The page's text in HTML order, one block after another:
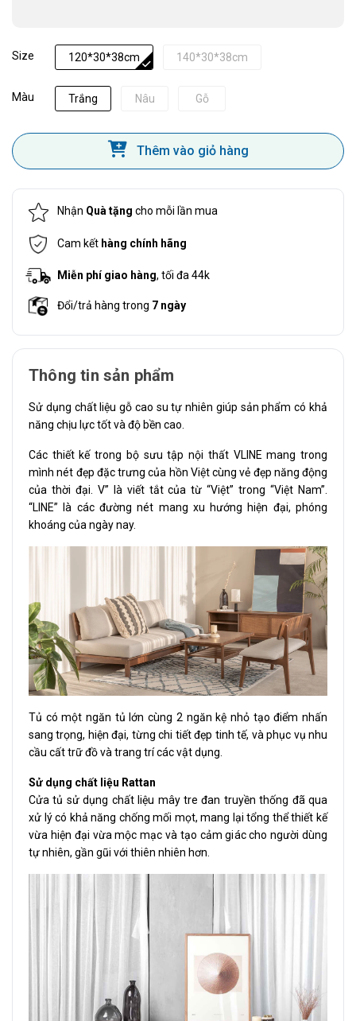
Size 120*30*38cm 140*30*38cm
Màu Trắng Nâu Gỗ
Thêm vào giỏ hàng
Nhận Quà tặng cho mỗi lần mua
Cam kết hàng chính hãng
Miễn phí giao hàng, tối đa 44k
Đổi/trả hàng trong 7 ngày
Thông tin sản phẩm
Sử dụng chất liệu gỗ cao su tự nhiên giúp sản phẩm có khả
năng chịu lực tốt và độ bền cao.
Các thiết kế trong bộ sưu tập nội thất VLINE mang trong
mình nét đẹp đặc trưng của hồn Việt cùng vẻ đẹp năng động
của thời đại. V” là viết tắt của từ “Việt” trong “Việt Nam”.
“LINE” là các đường nét mang xu hướng hiện đại, phóng
khoáng của ngày nay.
Tủ có một ngăn tủ lớn cùng 2 ngăn kệ nhỏ tạo điểm nhấn
sang trọng, hiện đại, từng chi tiết đẹp tinh tế, và phục vụ nhu
cầu cất trữ đồ và trang trí các vật dụng.
Sử dụng chất liệu Rattan
Cửa tủ sử dụng chất liệu mây tre đan truyền thống đã qua
xử lý có khả năng chống mối mọt, mang lại tổng thể thiết kế
vừa hiện đại vừa mộc mạc và tạo cảm giác cho người dùng
tự nhiên, gần gũi với thiên nhiên hơn.